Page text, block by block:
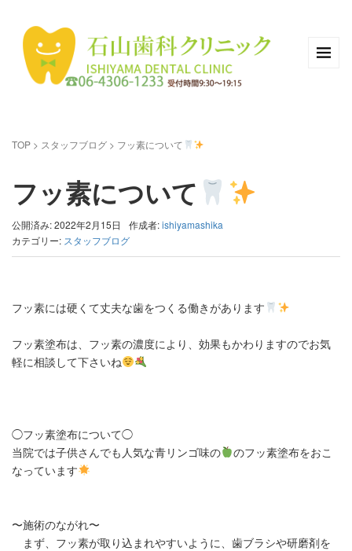
TOP > スタッフブログ > フッ素について
フッ素について
公開済み: 2022年2月15日 作成者:ishiyamashika
カテゴリー: スタッフブログ
フッ素には硬くて丈夫な歯をつくる働きがあります
フッ素塗布は、フッ素の濃度により、効果もかわりますのでお気
軽に相談して下さいね
◯フッ素塗布について◯
当院では子供さんでも人気な青リンゴ味の
のフッ素塗布をおこ
なっています
〜施術のながれ〜
まず、フッ素が取り込まれやすいように、歯ブラシや研磨剤を